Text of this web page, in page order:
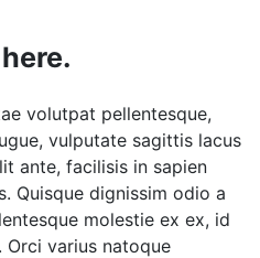
volutpat pellentesque,
vulputate sagittis lacus
ante, facilisis in sapien
Quisque dignissim odio a
molestie ex ex, id
varius natoque